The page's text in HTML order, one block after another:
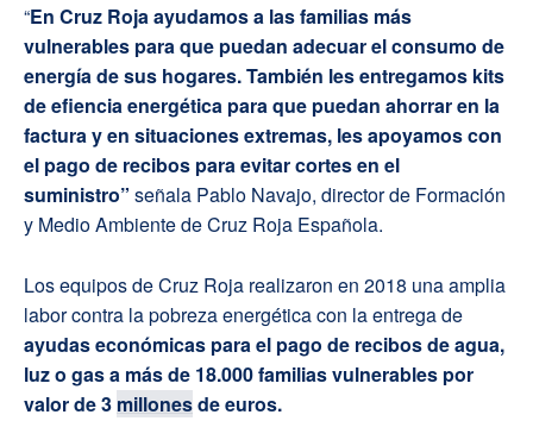
“En Cruz Roja ayudamos a las familias más
vulnerables para que puedan adecuar el consumo de
energía de sus hogares. También les entregamos kits
de efiencia energética para que puedan ahorrar en la
factura y en situaciones extremas, les apoyamos con
el pago de recibos para evitar cortes en el
suministro” señala Pablo Navajo, director de Formación
y Medio Ambiente de Cruz Roja Española.
Los equipos de Cruz Roja realizaron en 2018 una amplia
labor contra la pobreza energética con la entrega de
ayudas económicas para el pago de recibos de agua,
luz o gas a más de 18.000 familias vulnerables por
valor de 3 millonesde euros.